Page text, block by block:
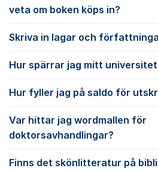
veta om boken köps in?
Skriva in lagar och
Hur spärrar jag mitt
Hur fyller jag på saldo för
Var hittar jag wordmallen för
doktorsavhandlingar?
Finns det skönlitteratur på